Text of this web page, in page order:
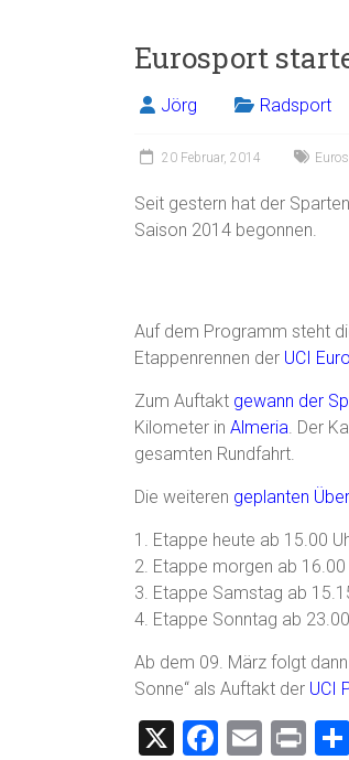
b
o
l
Eurosport
Jörg Radsport
20 Februar, 2014
Seit gestern hat der
Saison 2014 begonnen.
Auf dem Programm steht
Etappenrennen der UCI
Zum Auftakt gewann der
Kilometer in Almeria . Der
gesamten Rundfahrt.
Die weiteren geplanten
1. Etappe heute ab 15.00
2. Etappe morgen ab 16.00
3. Etappe Samstag ab
4. Etappe Sonntag ab
Ab dem 09. März folgt
Sonne“ als Auftakt der UCI
X
F
E
Pr